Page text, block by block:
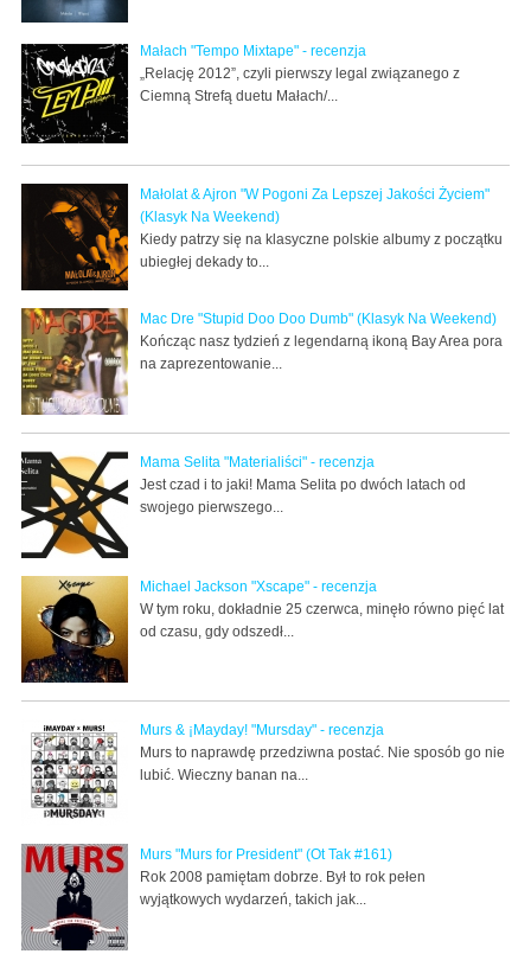
Małach "Tempo Mixtape" - recenzja
„Relację 2012”, czyli pierwszy legal związanego z
Ciemną Strefą duetu Małach/...
Małolat & Ajron "W Pogoni Za Lepszej Jakości Życiem"
(Klasyk Na Weekend)
Kiedy patrzy się na klasyczne polskie albumy z początku
ubiegłej dekady to...
Mac Dre "Stupid Doo Doo Dumb" (Klasyk Na Weekend)
Kończąc nasz tydzień z legendarną ikoną Bay Area pora
na zaprezentowanie...
Mama Selita "Materialiści" - recenzja
Jest czad i to jaki! Mama Selita po dwóch latach od
swojego pierwszego...
Michael Jackson "Xscape" - recenzja
W tym roku, dokładnie 25 czerwca, minęło równo pięć lat
od czasu, gdy odszedł...
Murs & ¡Mayday! "Mursday" - recenzja
Murs to naprawdę przedziwna postać. Nie sposób go nie
lubić. Wieczny banan na...
Murs "Murs for President" (Ot Tak #161)
Rok 2008 pamiętam dobrze. Był to rok pełen
wyjątkowych wydarzeń, takich jak...